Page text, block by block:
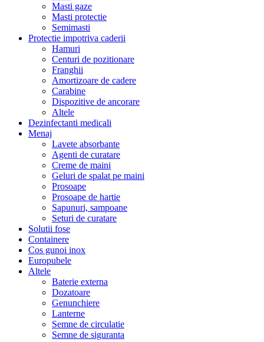
Masti gaze
Masti protectie
Semimasti
Protectie impotriva caderii
Hamuri
Centuri de pozitionare
Franghii
Amortizoare de cadere
Carabine
Dispozitive de ancorare
Altele
Dezinfectanti medicali
Menaj
Lavete absorbante
Agenti de curatare
Creme de maini
Geluri de spalat pe maini
Prosoape
Prosoape de hartie
Sapunuri, sampoane
Seturi de curatare
Solutii fose
Containere
Cos gunoi inox
Europubele
Altele
Baterie externa
Dozatoare
Genunchiere
Lanterne
Semne de circulatie
Semne de siguranta